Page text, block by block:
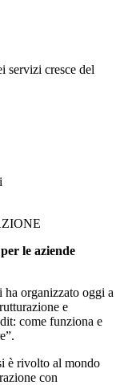
servizi cresce del
le aziende
organizzato oggi a
e
come funziona e
è rivolto al mondo
con